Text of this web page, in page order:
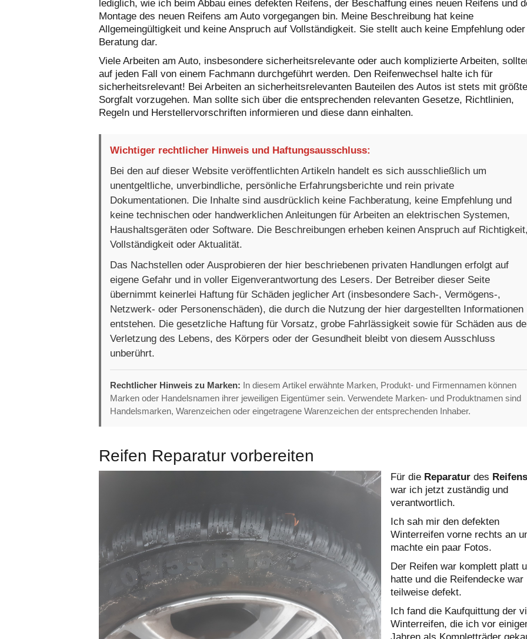
lediglich, wie ich beim Abbau eines defekten Reifens, der Beschaffung eines neuen Reifens und
Montage des neuen Reifens am Auto vorgegangen bin. Meine Beschreibung hat keine
Allgemeingültigkeit und keine Anspruch auf Vollständigkeit. Sie stellt auch keine Empfehlung oder
Beratung dar.
Viele Arbeiten am Auto, insbesondere sicherheitsrelevante oder auch komplizierte Arbeiten,
auf jeden Fall von einem Fachmann durchgeführt werden. Den Reifenwechsel halte ich für
sicherheitsrelevant! Bei Arbeiten an sicherheitsrelevanten Bauteilen des Autos ist stets mit
Sorgfalt vorzugehen. Man sollte sich über die entsprechenden relevanten Gesetze, Richtlinien,
Regeln und Herstellervorschriften informieren und diese dann einhalten.
Wichtiger rechtlicher Hinweis und Haftungsausschluss:
Bei den auf dieser Website veröffentlichten Artikeln handelt es sich ausschließlich um
unentgeltliche, unverbindliche, persönliche Erfahrungsberichte und rein private
Dokumentationen. Die Inhalte sind ausdrücklich keine Fachberatung, keine Empfehlung und
keine technischen oder handwerklichen Anleitungen für Arbeiten an elektrischen Systemen,
Haushaltsgeräten oder Software. Die Beschreibungen erheben keinen Anspruch auf Richtigkeit,
Vollständigkeit oder Aktualität.
Das Nachstellen oder Ausprobieren der hier beschriebenen privaten Handlungen erfolgt auf
eigene Gefahr und in voller Eigenverantwortung des Lesers. Der Betreiber dieser Seite
übernimmt keinerlei Haftung für Schäden jeglicher Art (insbesondere Sach-, Vermögens-,
Netzwerk- oder Personenschäden), die durch die Nutzung der hier dargestellten Informationen
entstehen. Die gesetzliche Haftung für Vorsatz, grobe Fahrlässigkeit sowie für Schäden aus
Verletzung des Lebens, des Körpers oder der Gesundheit bleibt von diesem Ausschluss
unberührt.
Rechtlicher Hinweis zu Marken: In diesem Artikel erwähnte Marken, Produkt- und Firmennamen können
Marken oder Handelsnamen ihrer jeweiligen Eigentümer sein. Verwendete Marken- und Produktnamen sind
Handelsmarken, Warenzeichen oder eingetragene Warenzeichen der entsprechenden Inhaber.
Reifen Reparatur vorbereiten
Für die Reparatur des Reifens
war ich jetzt zuständig und
verantwortlich.
Ich sah mir den defekten
Winterreifen vorne rechts an
machte ein paar Fotos.
Der Reifen war komplett platt
hatte und die Reifendecke war
teilweise defekt.
Ich fand die Kaufquittung der
Winterreifen, die ich vor